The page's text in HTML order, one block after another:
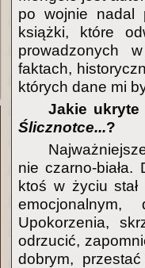
po wojnie nadal
książki, które
prowadzonych
faktach,
których dane mi
Jakie ukryte
Ślicznotce...?
nie czarno-
ktoś w życiu
Upokorzenia,
odrzucić,
dobrym,